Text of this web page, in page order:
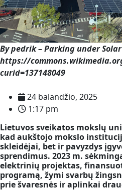
By pedrik – Parking under Solar
https://
curid=137148049
24 balandžio, 2025
1:17 pm
Lietuvos sveikatos mokslų
kad aukštojo mokslo
skleidėjai, bet ir pavyzdys
sprendimus. 2023 m.
elektrinių projektas,
programą, žymi svarbų
prie švaresnės ir aplinkai